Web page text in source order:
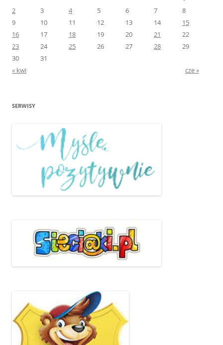
2
3 4 5 6 7
8
9
10 11 12 13 14
15
16
17 18 19 20 21
22
23
24 25 26 27 28
29
30
31
« kwi
cze »
SERWISY